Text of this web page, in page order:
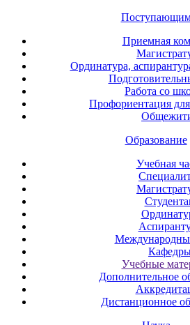
Приемная
Ординатура,
Работа со
Профориентация
Образование
Учебная
Учебные
Дополнительное
Дистанционное